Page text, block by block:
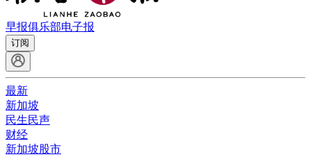
早报俱乐部电子报
订阅
最新
新加坡
民生民声
财经
新加坡股市